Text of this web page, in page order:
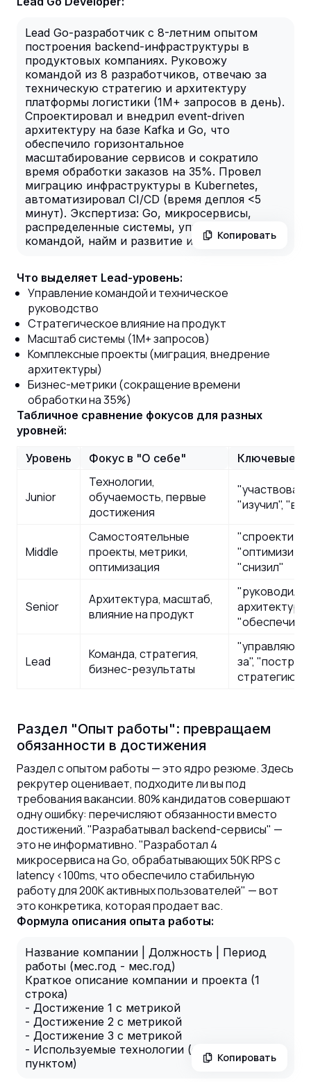
Lead Go-разработчик с 8-летним опытом
построения backend-инфраструктуры в
продуктовых компаниях. Руковожу
командой из 8 разработчиков, отвечаю за
техническую стратегию и архитектуру
платформы логистики (1M+ запросов в день).
Спроектировал и внедрил event-driven
архитектуру на базе Kafka и Go, что
обеспечило горизонтальное
масштабирование сервисов и сократило
время обработки заказов на 35%. Провел
миграцию инфраструктуры в Kubernetes,
автоматизировал CI/CD (время деплоя <5
минут). Экспертиза: Go, микросервисы,
распределенные системы, управление
командой, найм и развитие инженеров.
Копировать
Что выделяет Lead-уровень:
Управление командой и техническое
руководство
Стратегическое влияние на продукт
Масштаб системы (1M+ запросов)
Комплексные проекты (миграция, внедрение
архитектуры)
Бизнес-метрики (сокращение времени
обработки на 35%)
Табличное сравнение фокусов для разных
уровней:
Уровень
Фокус в "О себе" Ключевые
Junior
Технологии,
обучаемость, первые
достижения
"изучил",
Middle
Самостоятельные
проекты, метрики,
оптимизация
"снизил"
Senior
Архитектура, масштаб,
влияние на продукт
"руководил",
"обеспечил"
Lead
Команда, стратегия,
бизнес-результаты
"управляю
за",
стратегию"
Раздел "Опыт работы": превращаем
обязанности в достижения
Раздел с опытом работы — это ядро резюме. Здесь
рекрутер оценивает, подходите ли вы под
требования вакансии. 80% кандидатов совершают
одну ошибку: перечисляют обязанности вместо
достижений. "Разрабатывал backend-сервисы" —
это не информативно. "Разработал 4
микросервиса на Go, обрабатывающих 50K RPS с
latency <100ms, что обеспечило стабильную
работу для 200K активных пользователей" — вот
это конкретика, которая продает вас.
Формула описания опыта работы:
Название компании | Должность | Период
работы (мес.год - мес.год)
Краткое описание компании и проекта (1
строка)
- Достижение 1 с метрикой
- Достижение 2 с метрикой
- Достижение 3 с метрикой
- Используемые технологии (отдельным
пунктом)
Копировать